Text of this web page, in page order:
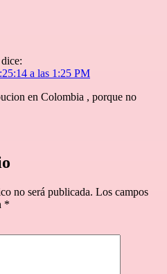
dice:
a las 1:25 PM
en Colombia , porque no
no será publicada. Los campos
*